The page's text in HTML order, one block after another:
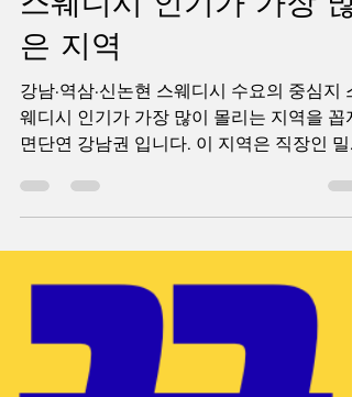
-
1월 21일
2분 분량
스웨디시 인기가 가장 많
은 지역
강남·역삼·신논현 스웨디시 수요의 중심지 스
웨디시 인기가 가장 많이 몰리는 지역을 꼽
가지가 동시에 높아 스웨디시 마사지 수요가
꾸준히 유지됩니다.특히 강남·역삼·신논현
대는“강한 관리”보다는 컨디션 회복과 휴식
심 관리 를 선호하는 이용층이 많아스웨디시